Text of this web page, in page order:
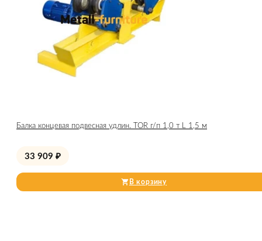
Балка концевая подвесная удлин. TOR г/п 1,0 т L 1,5 м
33 909 ₽
В корзину